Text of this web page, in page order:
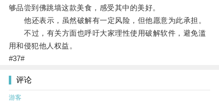
够品尝到佛跳墙这款美食，感受其中的美好。
他还表示，虽然破解有一定风险，但他愿意为此承担。
不过，有关方面也呼吁大家理性使用破解软件，避免滥
用和侵犯他人权益。
#37#
评论
游客